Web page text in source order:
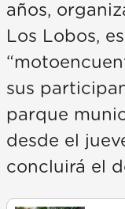
años,
Los Lobos,
sus
parque
desde el
concluirá el